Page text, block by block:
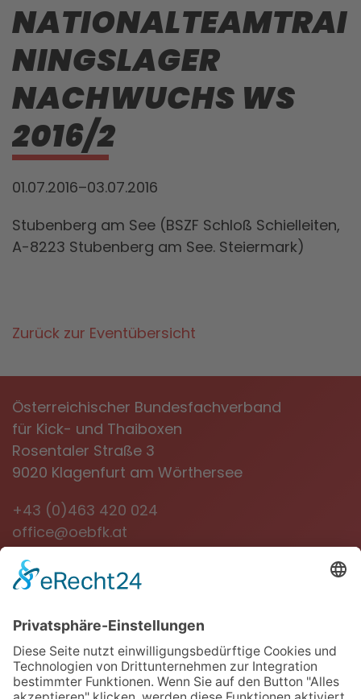
NATIONALTEAMTRAI
NINGSLAGER
NACHWUCHS WS
2016/2
01.07.2016–03.07.2016
Stubenberg am See (BSZF Schloß Schielleiten,
A-8223 Stubenberg am See. Steiermark)
Zurück zur Eventübersicht
Österreichischer Bundesfachverband
für Kick- und Thaiboxen
Rosentaler Straße 3
9020 Klagenfurt am Wörthersee
+43 (0)463 420 024
office@oebfk.at
NEWSLETTER